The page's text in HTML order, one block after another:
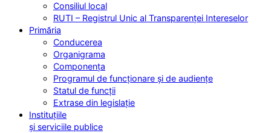
Consiliul local
RUTI – Registrul Unic al Transparenței Intereselor
Primăria
Conducerea
Organigrama
Componența
Programul de funcționare și de audiențe
Statul de funcții
Extrase din legislație
Instituțiile
și serviciile publice